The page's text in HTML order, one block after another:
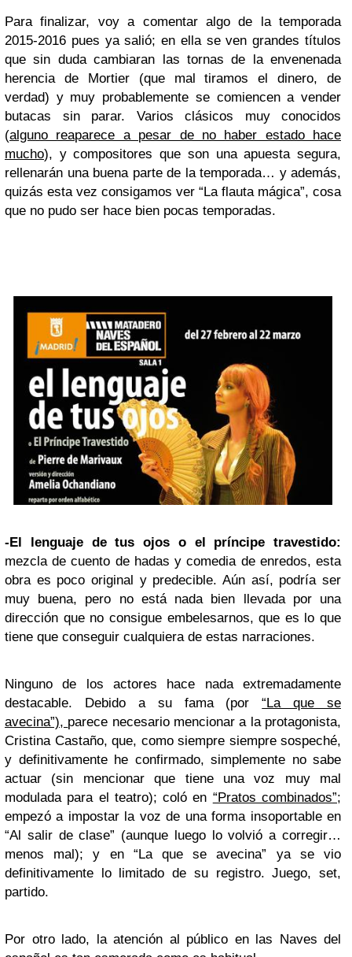
Para finalizar, voy a comentar algo de la temporada
2015-2016 pues ya salió; en ella se ven grandes títulos
que sin duda cambiaran las tornas de la envenenada
herencia de Mortier (que mal tiramos el dinero, de
verdad) y muy probablemente se comiencen a vender
butacas sin parar. Varios clásicos muy conocidos
(alguno reaparece a pesar de no haber estado hace
mucho), y compositores que son una apuesta segura,
rellenarán una buena parte de la temporada… y además,
quizás esta vez consigamos ver “La flauta mágica”, cosa
que no pudo ser hace bien pocas temporadas.
-El lenguaje de tus ojos o el príncipe travestido:
mezcla de cuento de hadas y comedia de enredos, esta
obra es poco original y predecible. Aún así, podría ser
muy buena, pero no está nada bien llevada por una
dirección que no consigue embelesarnos, que es lo que
tiene que conseguir cualquiera de estas narraciones.
Ninguno de los actores hace nada extremadamente
destacable. Debido a su fama (por“La que se
avecina”), parece necesario mencionar a la protagonista,
Cristina Castaño, que, como siempre siempre sospeché,
y definitivamente he confirmado, simplemente no sabe
actuar (sin mencionar que tiene una voz muy mal
modulada para el teatro); coló en “Pratos combinados”;
empezó a impostar la voz de una forma insoportable en
“Al salir de clase” (aunque luego lo volvió a corregir…
menos mal); y en “La que se avecina” ya se vio
definitivamente lo limitado de su registro. Juego, set,
partido.
Por otro lado, la atención al público en las Naves del